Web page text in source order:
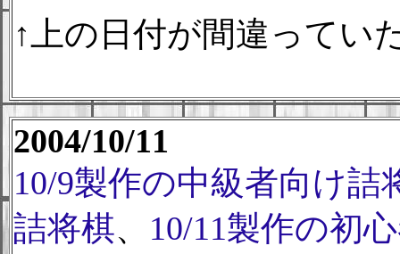
↑上の日付が間違ってい
2004/10/11
10/9製作の中級者向け詰
詰将棋、 10/11製作の初